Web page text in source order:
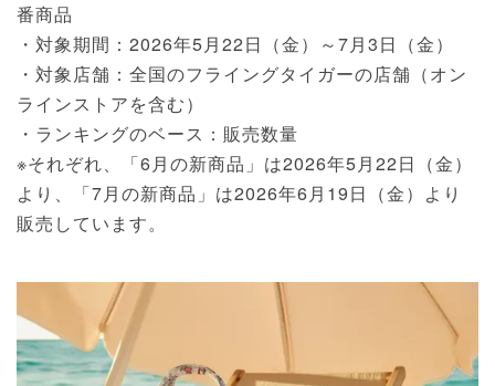
番商品
・対象期間：2026年5月22日（金）～7月3日（金）
・対象店舗：全国のフライングタイガーの店舗（オン
ラインストアを含む）
・ランキングのベース：販売数量
※それぞれ、「6月の新商品」は2026年5月22日（金）
より、「7月の新商品」は2026年6月19日（金）より
販売しています。